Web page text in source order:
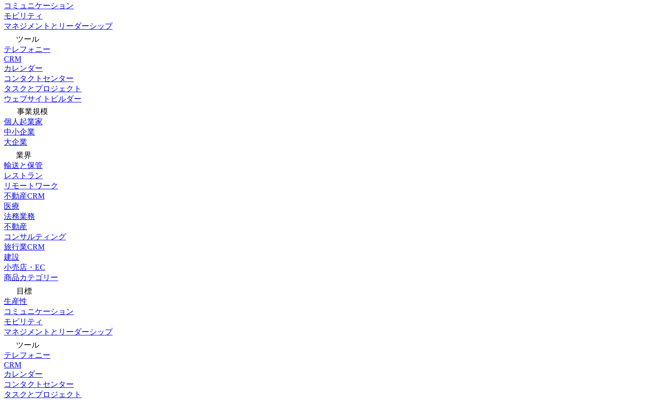
コミュニケーション
モビリティ
マネジメントとリーダーシップ
ツール
テレフォニー
CRM
カレンダー
コンタクトセンター
タスクとプロジェクト
ウェブサイトビルダー
事業規模
個人起業家
中小企業
大企業
業界
輸送と保管
レストラン
リモートワーク
不動産CRM
医療
法務業務
不動産
コンサルティング
旅行業CRM
建設
小売店・EC
商品カテゴリー
目標
生産性
コミュニケーション
モビリティ
マネジメントとリーダーシップ
ツール
テレフォニー
CRM
カレンダー
コンタクトセンター
タスクとプロジェクト